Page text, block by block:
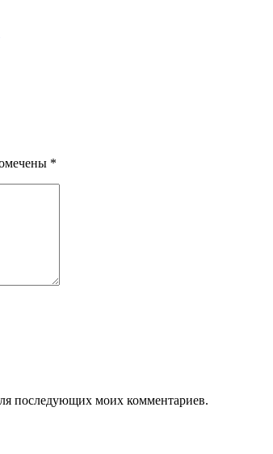
*
последующих моих комментариев.